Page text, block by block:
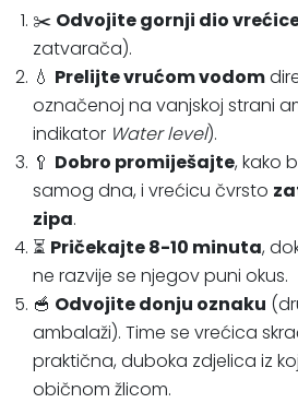
✂️ Odvojite gornji dio
zatvarača).
💧 Prelijte vrućom vodom
označenoj na vanjskoj strani
indikator Water level).
🥄 Dobro promiješajte, kako
samog dna, i vrećicu čvrsto
zipa.
⏳ Pričekajte 8-10 minuta,
ne razvije se njegov puni okus.
🥣 Odvojite donju oznaku
ambalaži). Time se vrećica
praktična, duboka zdjelica iz
običnom žlicom.